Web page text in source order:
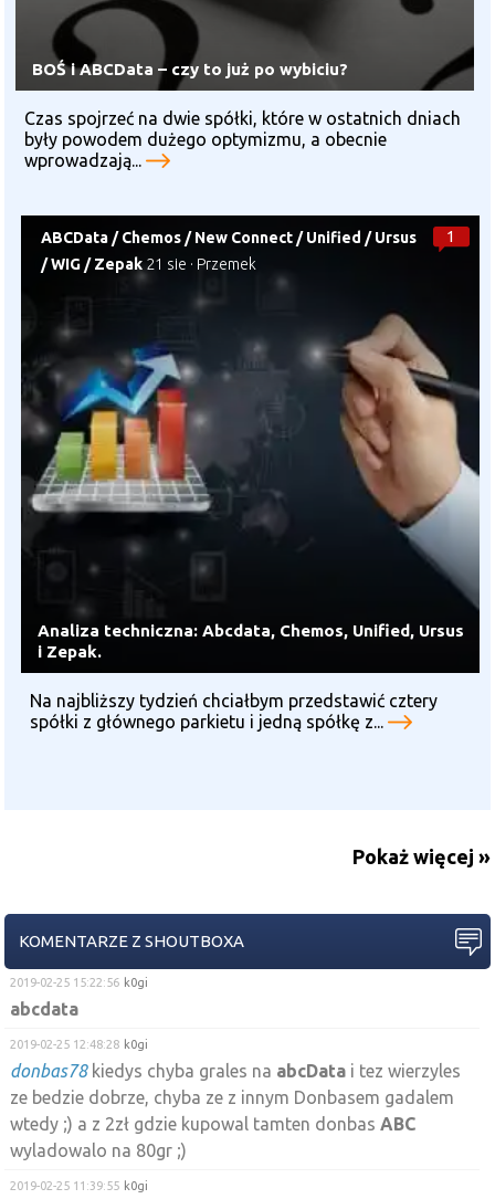
BOŚ i ABCData – czy to już po wybiciu?
Czas spojrzeć na dwie spółki, które w ostatnich dniach
były powodem dużego optymizmu, a obecnie
wprowadzają...
1
ABCData /Chemos /New Connect /Unified /Ursus
/WIG /Zepak 21 sie · Przemek
Analiza techniczna: Abcdata, Chemos, Unified, Ursus
i Zepak.
Na najbliższy tydzień chciałbym przedstawić cztery
spółki z głównego parkietu i jedną spółkę z...
Pokaż więcej »
KOMENTARZE Z SHOUTBOXA
2019-02-25 15:22:56 k0gi
abcdata
2019-02-25 12:48:28 k0gi
donbas78kiedys chyba grales na abcData i tez wierzyles
ze bedzie dobrze, chyba ze z innym Donbasem gadalem
wtedy ;) a z 2zł gdzie kupowal tamten donbasABC
wyladowalo na 80gr ;)
2019-02-25 11:39:55 k0gi